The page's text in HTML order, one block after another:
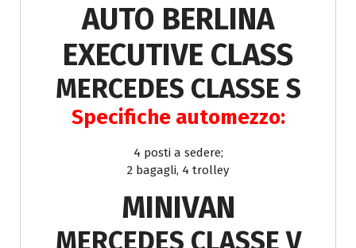
AUTO BERLINA
EXECUTIVE CLASS
MERCEDES CLASSE S
Specifiche automezzo:
4 posti a sedere;
2 bagagli, 4 trolley
MINIVAN
MERCEDES CLASSE V